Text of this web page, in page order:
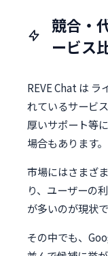
競合・
ービス
REVE Chat は
れているサービ
厚いサポート等
場合もあります。
市場にはさまざ
り、ユーザーの
が多いのが現状で
その中でも、